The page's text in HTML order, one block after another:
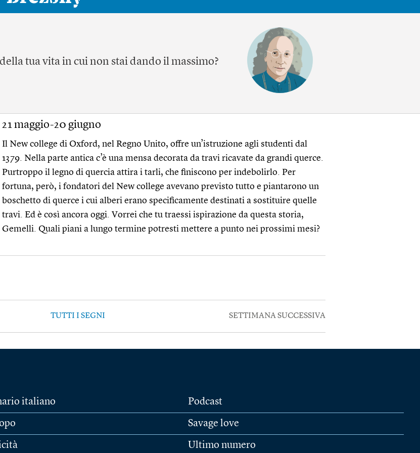
tua vita in cui non stai dando il massimo?
21 maggio-20 giugno
Il New college di Oxford, nel Regno Unito, offre un’istruzione agli studenti dal
1379. Nella parte antica c’è una mensa decorata da travi ricavate da grandi querce.
Purtroppo il legno di quercia attira i tarli, che finiscono per indebolirlo. Per
fortuna, però, i fondatori del New college avevano previsto tutto e piantarono un
boschetto di querce i cui alberi erano specificamente destinati a sostituire quelle
travi. Ed è così ancora oggi. Vorrei che tu traessi ispirazione da questa storia,
Gemelli. Quali piani a lungo termine potresti mettere a punto nei prossimi mesi?
TUTTI I SEGNI SETTIMANA SUCCESSIVA
italiano Podcast
Savage love
Ultimo numero